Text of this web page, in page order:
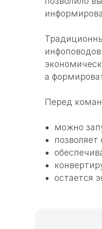
а
Перед
можно
остается